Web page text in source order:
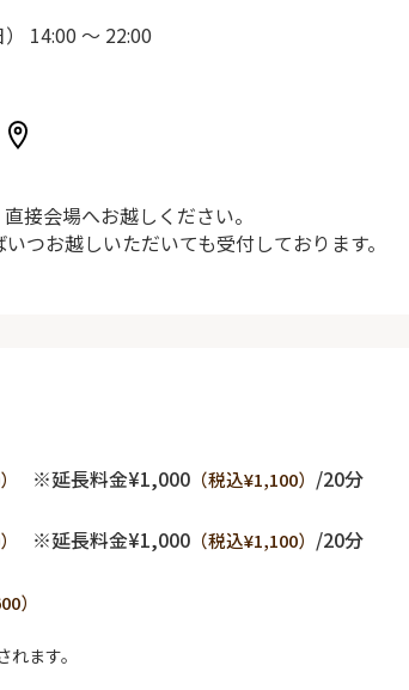
14:00 ～ 22:00
接会場へお越しください。
つお越しいただいても受付しております。
※延長料金¥1,000 （税込¥1,100） /20分
※延長料金¥1,000 （税込¥1,100） /20分
）
ます。